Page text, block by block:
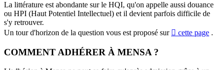
La littérature est abondante sur le HQI, qu'on appelle aussi douance
ou HPI (Haut Potentiel Intellectuel) et il devient parfois difficile de
s'y retrouver.
Un tour d'horizon de la question vous est proposé sur
cette page .
COMMENT ADHÉRER À MENSA ?